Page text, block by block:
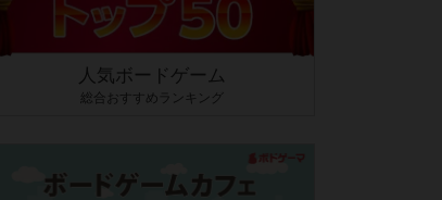
人気ボードゲーム
総合おすすめランキング